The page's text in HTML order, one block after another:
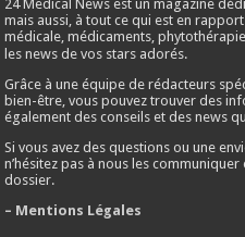
24 Medical News est un magazine
mais aussi, à tout ce qui est en
médicale, médicaments,
les news de vos stars adorés.
Grâce à une équipe de rédacteurs
bien-être, vous pouvez trouver des
également des conseils et des news
Si vous avez des questions ou une
n’hésitez pas à nous les
dossier.
– Mentions Légales